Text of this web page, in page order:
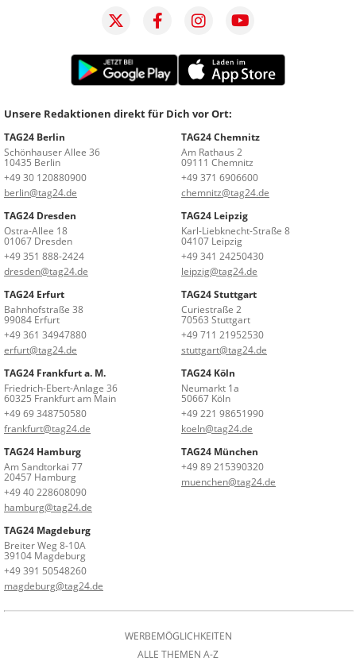
Unsere Redaktionen direkt für Dich vor Ort:
TAG24 Berlin
Schönhauser Allee 36
10435 Berlin
+49 30 120880900
berlin@tag24.de
TAG24 Chemnitz
Am Rathaus 2
09111 Chemnitz
+49 371 6906600
chemnitz@tag24.de
TAG24 Dresden
Ostra-Allee 18
01067 Dresden
+49 351 888-2424
dresden@tag24.de
TAG24 Leipzig
Karl-Liebknecht-Straße 8
04107 Leipzig
+49 341 24250430
leipzig@tag24.de
TAG24 Erfurt
Bahnhofstraße 38
99084 Erfurt
+49 361 34947880
erfurt@tag24.de
TAG24 Stuttgart
Curiestraße 2
70563 Stuttgart
+49 711 21952530
stuttgart@tag24.de
TAG24 Frankfurt a. M.
Friedrich-Ebert-Anlage 36
60325 Frankfurt am Main
+49 69 348750580
frankfurt@tag24.de
TAG24 Köln
Neumarkt 1a
50667 Köln
+49 221 98651990
koeln@tag24.de
TAG24 Hamburg
Am Sandtorkai 77
20457 Hamburg
+49 40 228608090
hamburg@tag24.de
TAG24 München
+49 89 215390320
muenchen@tag24.de
TAG24 Magdeburg
Breiter Weg 8-10A
39104 Magdeburg
+49 391 50548260
magdeburg@tag24.de
WERBEMÖGLICHKEITEN
ALLE THEMEN A-Z